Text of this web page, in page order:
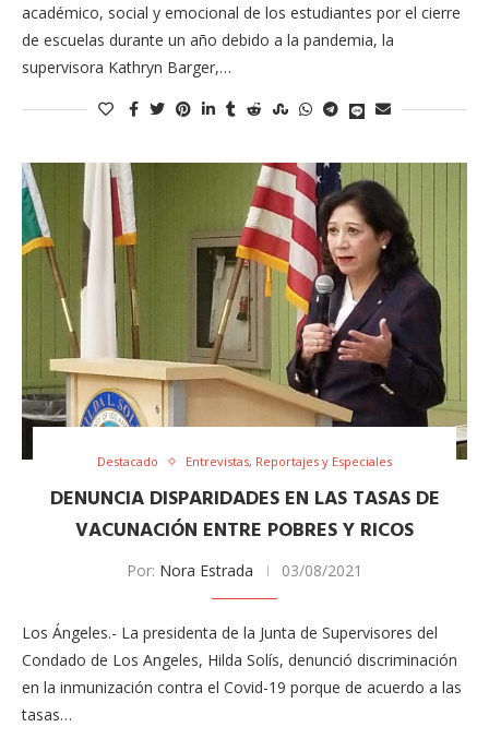
académico, social y emocional de los estudiantes por el cierre
de escuelas durante un año debido a la pandemia, la
supervisora Kathryn Barger,…
Destacado Entrevistas, Reportajes y Especiales
DENUNCIA DISPARIDADES EN LAS TASAS DE
VACUNACIÓN ENTRE POBRES Y RICOS
Por: Nora Estrada 03/08/2021
Los Ángeles.- La presidenta de la Junta de Supervisores del
Condado de Los Angeles, Hilda Solís, denunció discriminación
en la inmunización contra el Covid-19 porque de acuerdo a las
tasas…